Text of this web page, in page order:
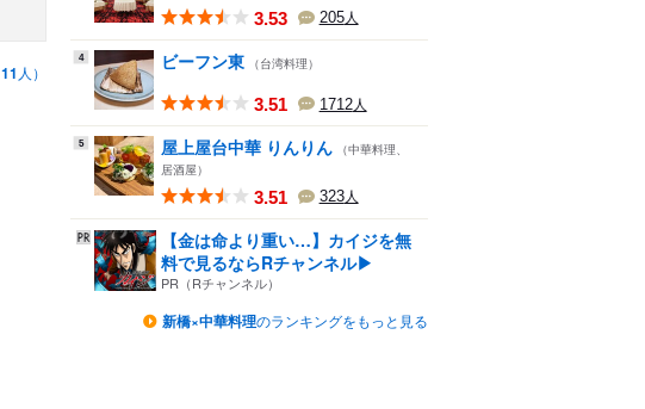
11 人）
3.53 205人
4 ビーフン東 （台湾料理）
3.51 1712人
5 屋上屋台中華 りんりん （中華料理、
居酒屋）
3.51 323人
【金は命より重い…】カイジを無
料で見るならRチャンネル▶︎
PR（Rチャンネル）
新橋×中華料理のランキングをもっと見る